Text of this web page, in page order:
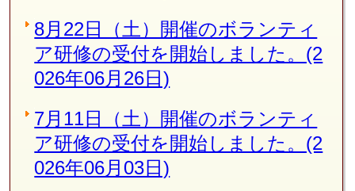
8月22日（土）開催のボランティ
ア研修の受付を開始しました。(2
026年06月26日)
7月11日（土）開催のボランティ
ア研修の受付を開始しました。(2
026年06月03日)